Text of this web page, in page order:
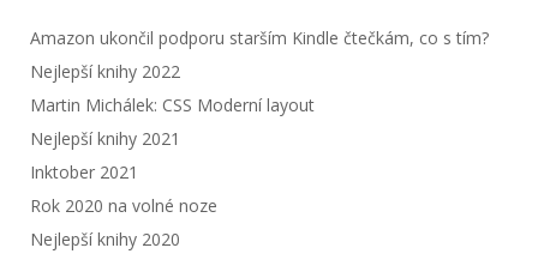
Amazon ukončil podporu starším Kindle čtečkám, co s tím?
Nejlepší knihy 2022
Martin Michálek: CSS Moderní layout
Nejlepší knihy 2021
Inktober 2021
Rok 2020 na volné noze
Nejlepší knihy 2020